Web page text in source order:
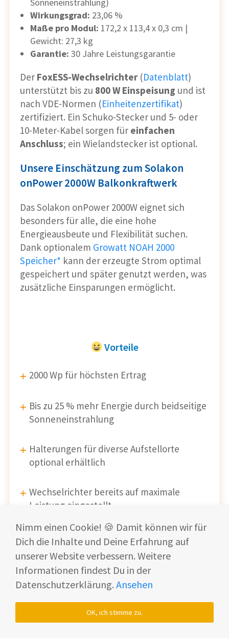
Wirkungsgrad: 23,06 %
Maße pro Modul: 172,2 x 113,4 x 0,3 cm |
Gewicht: 27,3 kg
Garantie: 30 Jahre Leistungsgarantie
Der FoxESS-Wechselrichter(Datenblatt)
unterstützt bis zu 800 W Einspeisung und ist
nach VDE-Normen (Einheitenzertifikat)
zertifiziert. Ein Schuko-Stecker und 5- oder
10-Meter-Kabel sorgen für einfachen
Anschluss; ein Wielandstecker ist optional.
Unsere Einschätzung zum Solakon
onPower 2000W Balkonkraftwerk
Das Solakon onPower 2000W eignet sich
besonders für alle, die eine hohe
Energieausbeute und Flexibilität suchen.
Dank optionalem Growatt NOAH 2000
Speicher* kann der erzeugte Strom optimal
gespeichert und später genutzt werden, was
zusätzliche Einsparungen ermöglicht.
Vorteile
2000 Wp für höchsten Ertrag
Bis zu 25 % mehr Energie durch beidseitige
Sonneneinstrahlung
Halterungen für diverse Aufstellorte
optional erhältlich
Wechselrichter bereits auf maximale
Leistung eingestellt
Optimal in Kombination mit
Batteriespeicher nutzbar
Nachteile
Bei vier Modulen erfolgt das Tracking nur
Nimm einen Cookie! 🍪 Damit können wir für
Dich die Inhalte und Deine Erfahrung auf
unserer Website verbessern. Weitere
Informationen findest Du in der
Datenschutzerklärung. Ansehen
OK, ich stimme zu.